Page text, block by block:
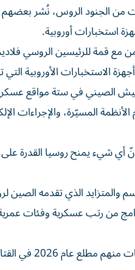
الجنود الروس، نُشر
استخبارات أوروبية.
مع قمة للرئيسين الروسي
الأوروبية
المسيّرة، والإجراءات
أي شيء يمنح روسيا القدرة
الذي تقدمه الصين
من رتب عسكرية وفئات
وعقب انتهاء